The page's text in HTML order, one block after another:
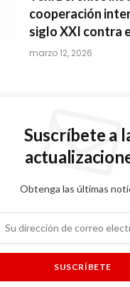
cooperación
siglo XXI contra
marzo 12, 2026
Suscríbete a
Obtenga las últimas